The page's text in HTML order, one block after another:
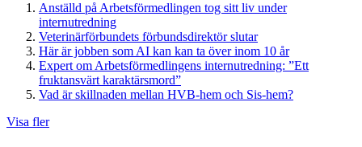
Anställd på Arbetsförmedlingen tog sitt liv under
internutredning
Veterinärförbundets förbundsdirektör slutar
Här är jobben som AI kan kan ta över inom 10 år
Expert om Arbetsförmedlingens internutredning: ”Ett
fruktansvärt karaktärsmord”
Vad är skillnaden mellan HVB-hem och Sis-hem?
Visa fler